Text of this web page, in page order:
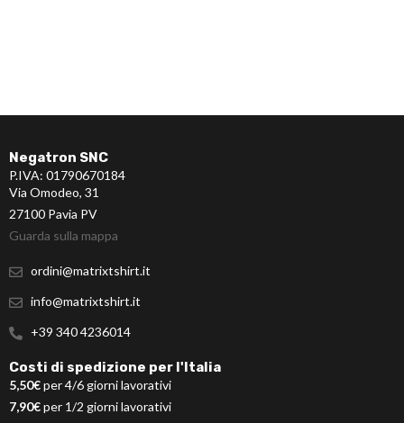
Negatron SNC
P.IVA: 01790670184
Via Omodeo, 31
27100 Pavia PV
Guarda sulla mappa
ordini@matrixtshirt.it
info@matrixtshirt.it
+39 340 4236014
Costi di spedizione per l'Italia
5,50€per 4/6 giorni lavorativi
7,90€per 1/2 giorni lavorativi